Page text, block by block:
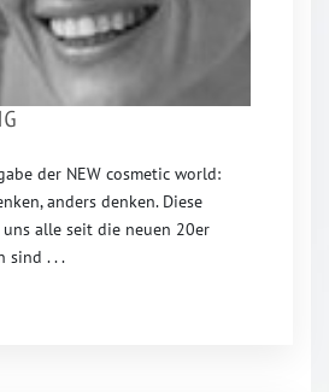
der NEW cosmetic world:
anders denken. Diese
alle seit die neuen 20er
sind . . .